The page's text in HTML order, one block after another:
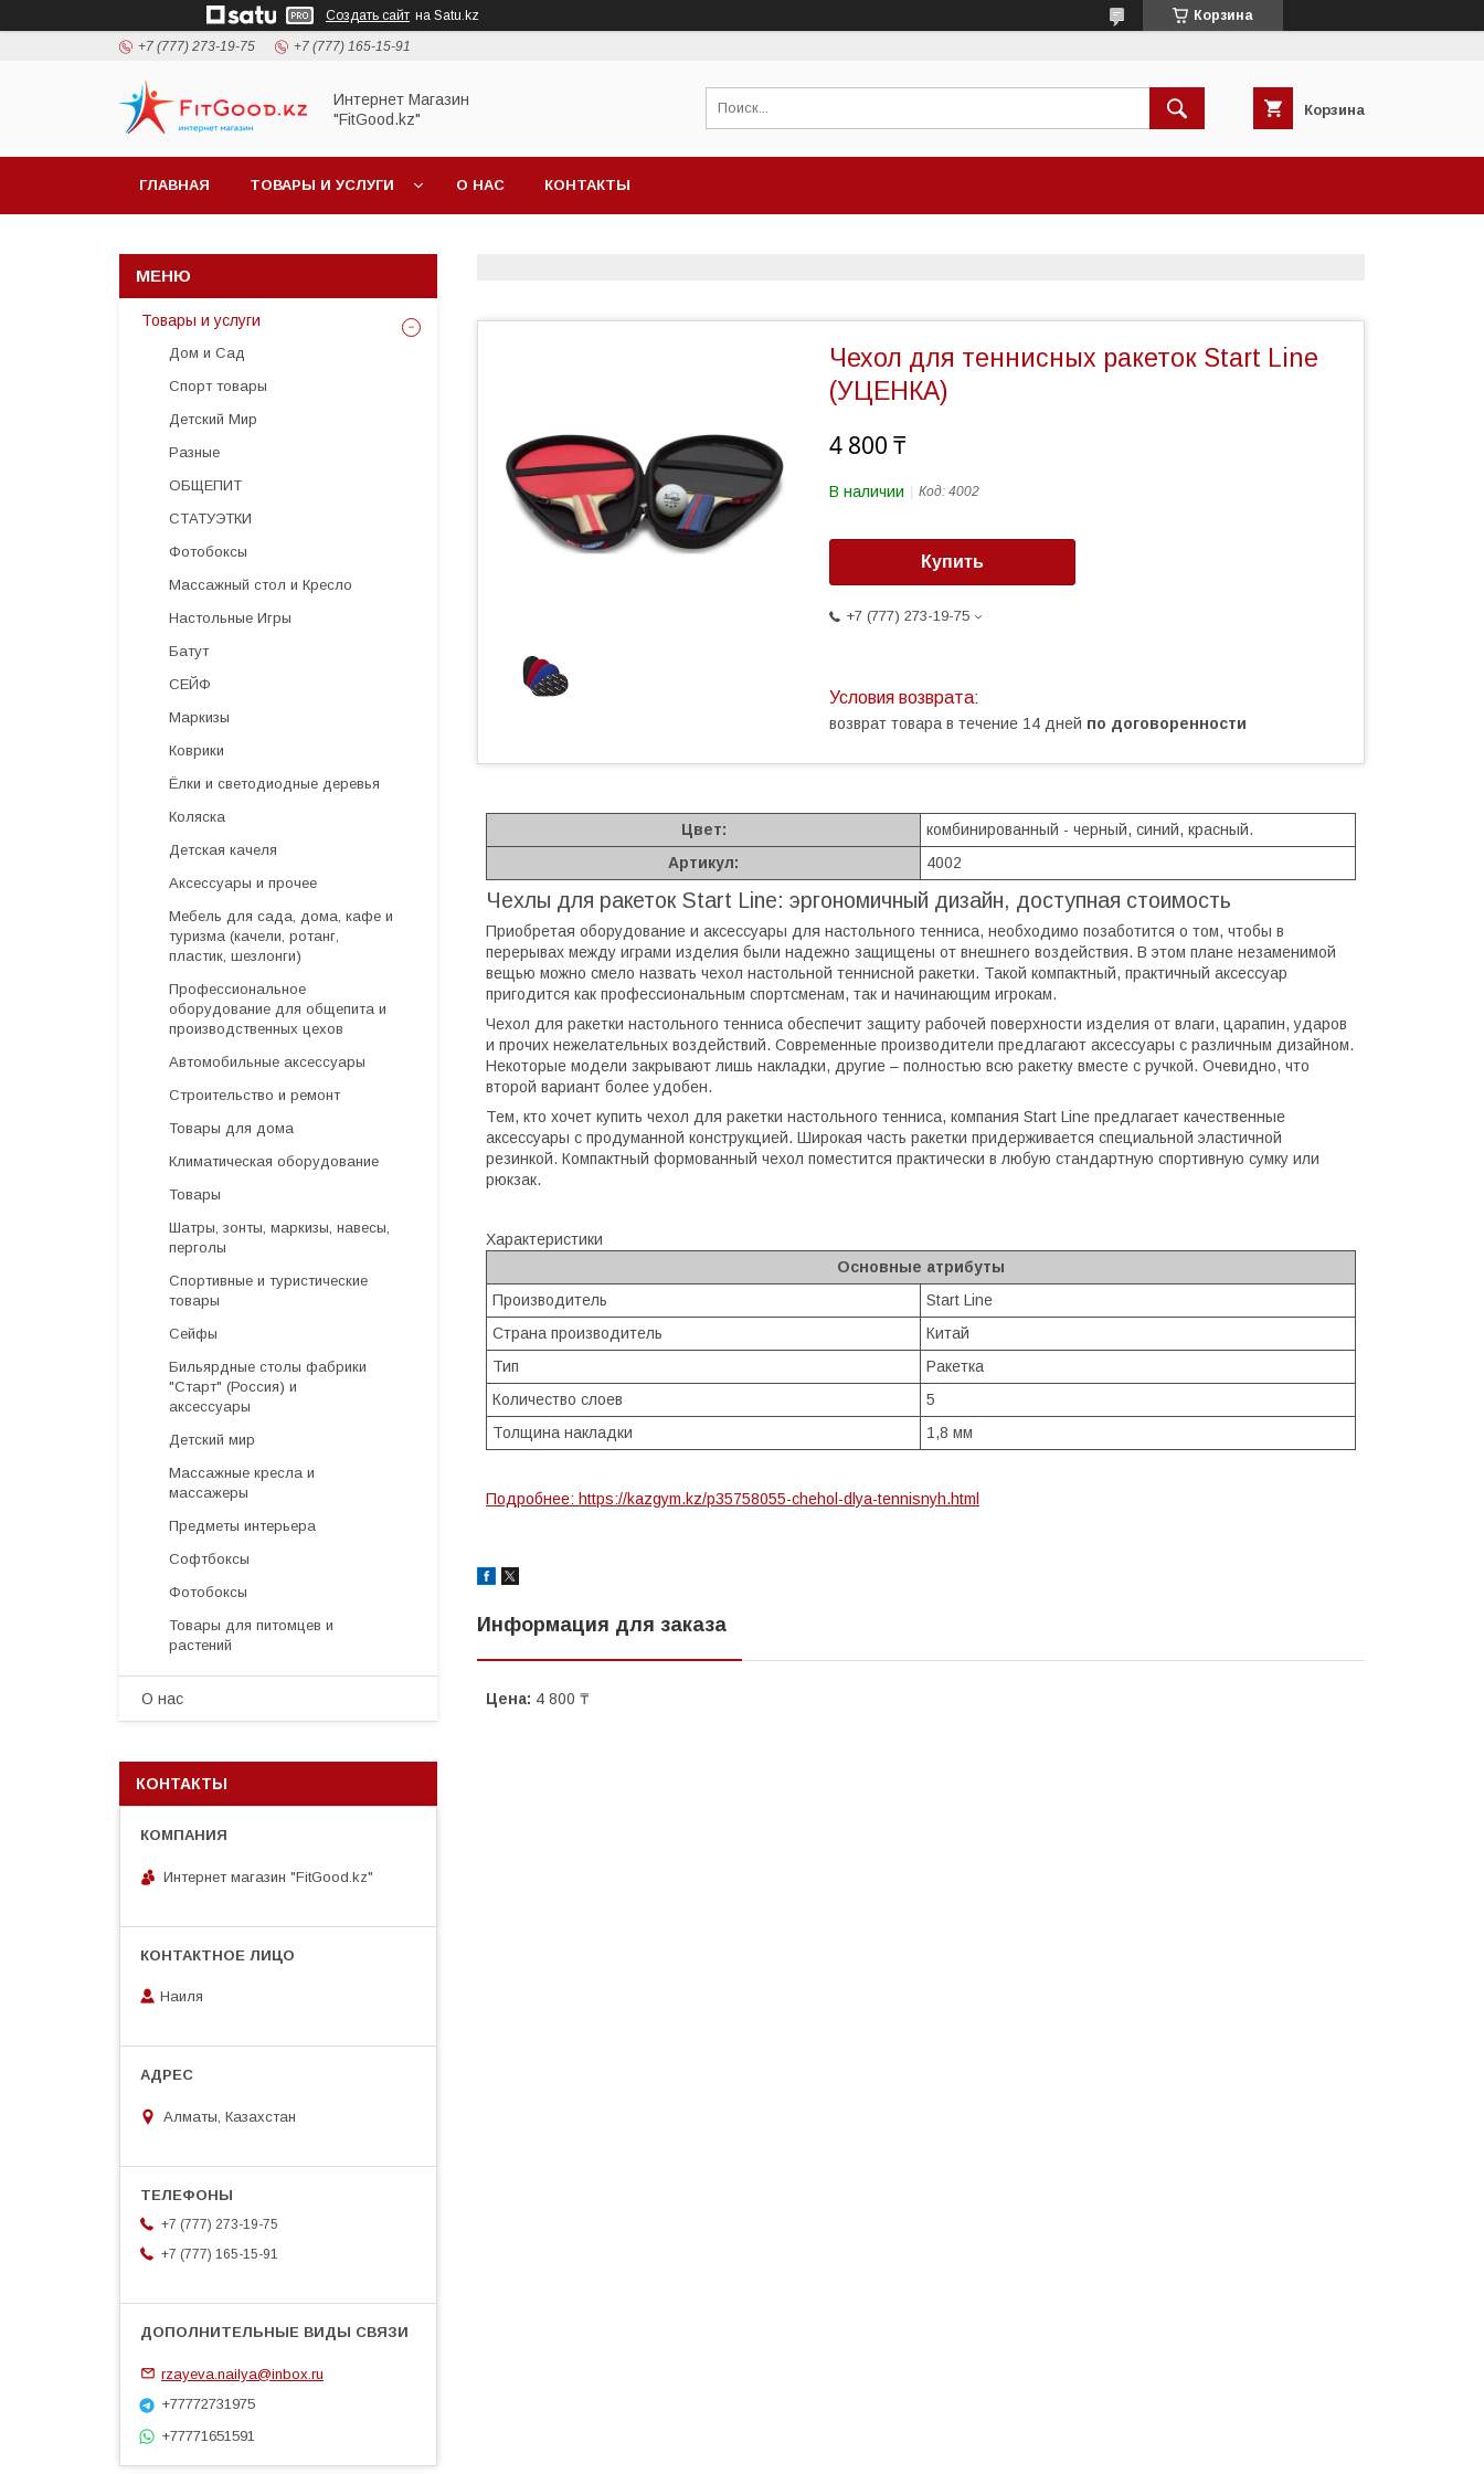
Создать сайт на Satu.kz Корзина
+7 (777) 273-19-75 +7 (777) 165-15-91
Интернет Магазин
"FitGood.kz"
Корзина
ГЛАВНАЯ ТОВАРЫ И УСЛУГИ О НАС КОНТАКТЫ
Чехол для теннисных ракеток Start Line
(УЦЕНКА)
4 800 ₸
В наличии Код: 4002
Купить
+7 (777) 273-19-75
возврат товара в течение 14 дней по договоренности
Цвет:
комбинированный - черный, синий, красный.
Артикул:
4002
Чехлы для ракеток Start Line: эргономичный дизайн, доступная стоимость
Приобретая оборудование и аксессуары для настольного тенниса, необходимо позаботится о том, чтобы в
перерывах между играми изделия были надежно защищены от внешнего воздействия. В этом плане незаменимой
вещью можно смело назвать чехол настольной теннисной ракетки. Такой компактный, практичный аксессуар
пригодится как профессиональным спортсменам, так и начинающим игрокам.
Чехол для ракетки настольного тенниса обеспечит защиту рабочей поверхности изделия от влаги, царапин, ударов
и прочих нежелательных воздействий. Современные производители предлагают аксессуары с различным дизайном.
Некоторые модели закрывают лишь накладки, другие – полностью всю ракетку вместе с ручкой. Очевидно, что
второй вариант более удобен.
Тем, кто хочет купить чехол для ракетки настольного тенниса, компания Start Line предлагает качественные
аксессуары с продуманной конструкцией. Широкая часть ракетки придерживается специальной эластичной
резинкой. Компактный формованный чехол поместится практически в любую стандартную спортивную сумку или
рюкзак.
Характеристики
Основные атрибуты
Производитель
Start Line
Страна производитель
Китай
Тип
Ракетка
Количество слоев
5
Толщина накладки
1,8 мм
Подробнее: https://kazgym.kz/p35758055-chehol-dlya-tennisnyh.html
Информация для заказа
Цена: 4 800 ₸
Товары и услуги
Дом и Сад
Спорт товары
Детский Мир
Разные
ОБЩЕПИТ
СТАТУЭТКИ
Фотобоксы
Массажный стол и Кресло
Настольные Игры
Батут
СЕЙФ
Маркизы
Коврики
Ёлки и светодиодные деревья
Коляска
Детская качеля
Аксессуары и прочее
Мебель для сада, дома, кафе и
туризма (качели, ротанг,
пластик, шезлонги)
Профессиональное
оборудование для общепита и
производственных цехов
Автомобильные аксессуары
Строительство и ремонт
Товары для дома
Климатическая оборудование
Товары
Шатры, зонты, маркизы, навесы,
перголы
Спортивные и туристические
товары
Сейфы
Бильярдные столы фабрики
"Cтарт" (Россия) и
аксессуары
Детский мир
Массажные кресла и
массажеры
Предметы интерьера
Софтбоксы
Фотобоксы
Товары для питомцев и
растений
О нас
КОНТАКТЫ
Интернет магазин "FitGood.kz"
Наиля
Алматы, Казахстан
+7 (777) 273-19-75
+7 (777) 165-15-91
rzayeva.nailya@inbox.ru
+77772731975
+77771651591